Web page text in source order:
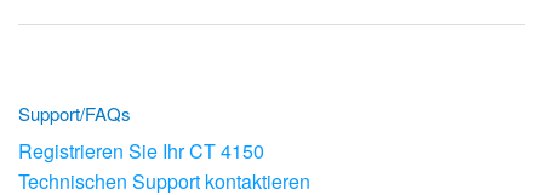
Support/FAQs
Registrieren Sie Ihr CT 4150
Technischen Support kontaktieren